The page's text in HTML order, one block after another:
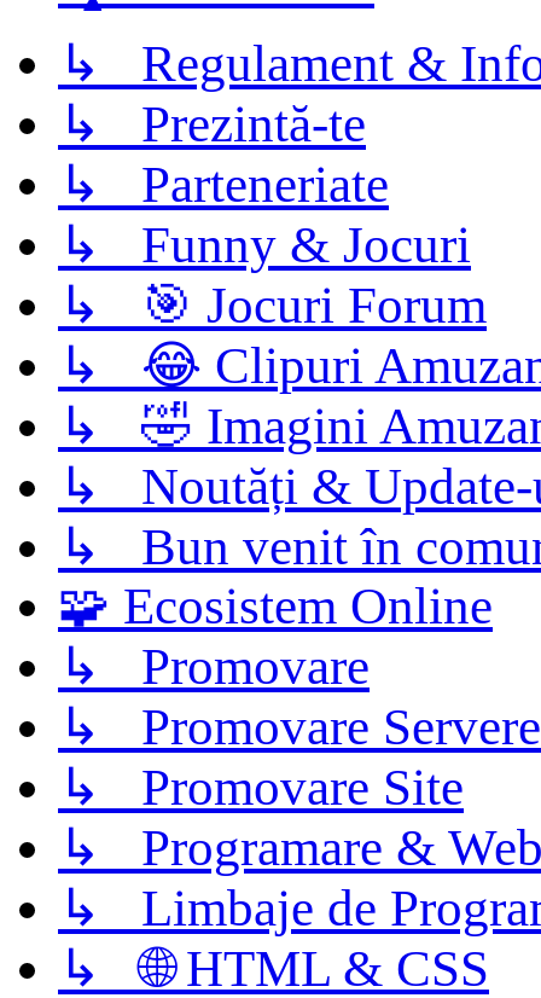
↳ Regulament &
↳ Prezintă-te
↳ Parteneriate
↳ Funny & Jocuri
↳ 🎯 Jocuri Forum
↳ 😂 Clipuri
↳ 🤣 Imagini
↳ Noutăți &
↳ Bun venit în
🧩 Ecosistem Online
↳ Promovare
↳ Promovare Servere
↳ Promovare Site
↳ Programare &
↳ Limbaje de
↳ 🌐 HTML & CSS